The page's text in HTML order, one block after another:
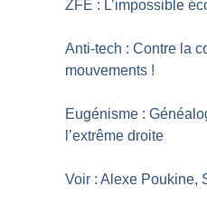
ZFE : L’impossible
Anti-tech : Contre la
mouvements !
Eugénisme :
l’extrême droite
Voir : Alexe Poukine,